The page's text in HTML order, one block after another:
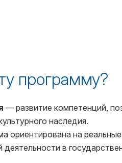
программу?
— развитие компетенций,
наследия.
ориентирована на
в